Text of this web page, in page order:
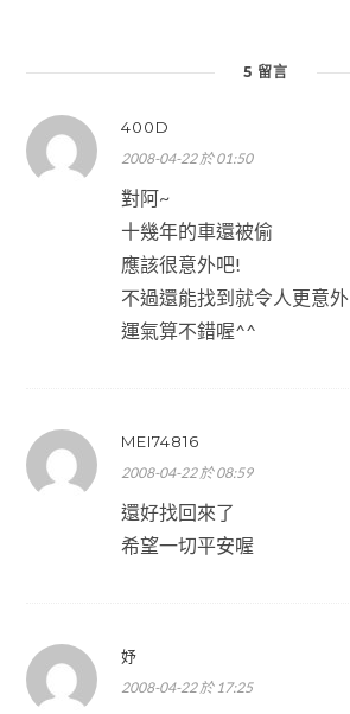
5 留言
400D
2008-04-22 於 01:50
對阿~
十幾年的車還被偷
應該很意外吧!
不過還能找到就令人更意外
運氣算不錯喔^^
MEI74816
2008-04-22 於 08:59
還好找回來了
希望一切平安喔
妤
2008-04-22 於 17:25